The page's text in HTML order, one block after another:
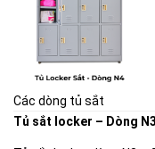
Các dòng tủ sắt
Tủ sắt locker – Dòng